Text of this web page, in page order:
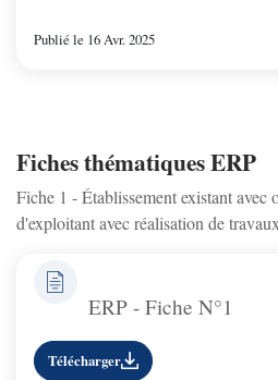
Publié le 16 Avr. 2025
Fiches thématiques ERP
Fiche 1 - Établissement existant avec
d'exploitant avec réalisation de
ERP - Fiche N°1
Télécharger